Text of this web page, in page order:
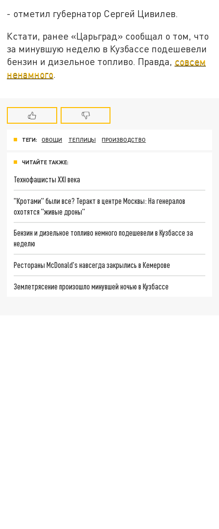
- отметил губернатор Сергей Цивилев.
Кстати, ранее «Царьград» сообщал о том, что
за минувшую неделю в Кузбассе подешевели
бензин и дизельное топливо. Правда, совсем
ненамного.
ТЕГИ: ОВОЩИ ТЕПЛИЦЫ ПРОИЗВОДСТВО
ЧИТАЙТЕ ТАКЖЕ:
Технофашисты XXI века
"Кротами" были все? Теракт в центре Москвы: На генералов
охотятся "живые дроны"
Бензин и дизельное топливо немного подешевели в Кузбассе за
неделю
Рестораны McDonald's навсегда закрылись в Кемерове
Землетрясение произошло минувшей ночью в Кузбассе